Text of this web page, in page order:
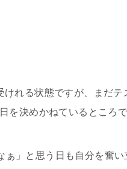
れる状態ですが、まだテ
を決めかねているところで
」と思う日も自分を奮